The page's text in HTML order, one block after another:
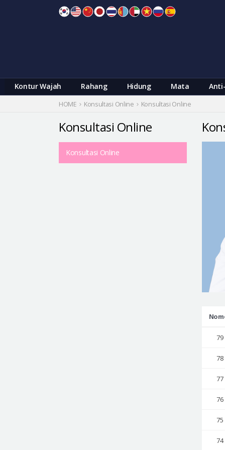
Kontur Wajah Rahang Hidung Mata
HOME Konsultasi Online Konsultasi Online
79
78
77
76
75
74
Konsultasi Online
Konsultasi Online